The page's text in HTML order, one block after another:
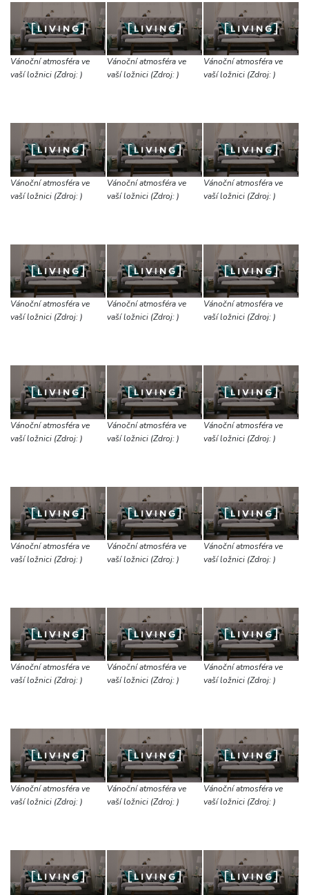
Vánoční atmosféra ve
vaší ložnici (Zdroj: )
Vánoční atmosféra ve
vaší ložnici (Zdroj: )
Vánoční atmosféra ve
vaší ložnici (Zdroj: )
Vánoční atmosféra ve
vaší ložnici (Zdroj: )
Vánoční atmosféra ve
vaší ložnici (Zdroj: )
Vánoční atmosféra ve
vaší ložnici (Zdroj: )
Vánoční atmosféra ve
vaší ložnici (Zdroj: )
Vánoční atmosféra ve
vaší ložnici (Zdroj: )
Vánoční atmosféra ve
vaší ložnici (Zdroj: )
Vánoční atmosféra ve
vaší ložnici (Zdroj: )
Vánoční atmosféra ve
vaší ložnici (Zdroj: )
Vánoční atmosféra ve
vaší ložnici (Zdroj: )
Vánoční atmosféra ve
vaší ložnici (Zdroj: )
Vánoční atmosféra ve
vaší ložnici (Zdroj: )
Vánoční atmosféra ve
vaší ložnici (Zdroj: )
Vánoční atmosféra ve
vaší ložnici (Zdroj: )
Vánoční atmosféra ve
vaší ložnici (Zdroj: )
Vánoční atmosféra ve
vaší ložnici (Zdroj: )
Vánoční atmosféra ve
vaší ložnici (Zdroj: )
Vánoční atmosféra ve
vaší ložnici (Zdroj: )
Vánoční atmosféra ve
vaší ložnici (Zdroj: )